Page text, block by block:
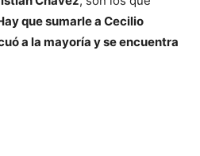
que sumarle a Cecilio
a la mayoría y se encuentra